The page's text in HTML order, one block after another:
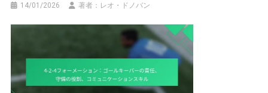
14/01/2026 著者：レオ・ドノバン